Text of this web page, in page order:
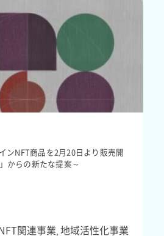
ンNFT商品を2月20日より販売開
からの新たな提案～
関連事業 ,地域活性化事業